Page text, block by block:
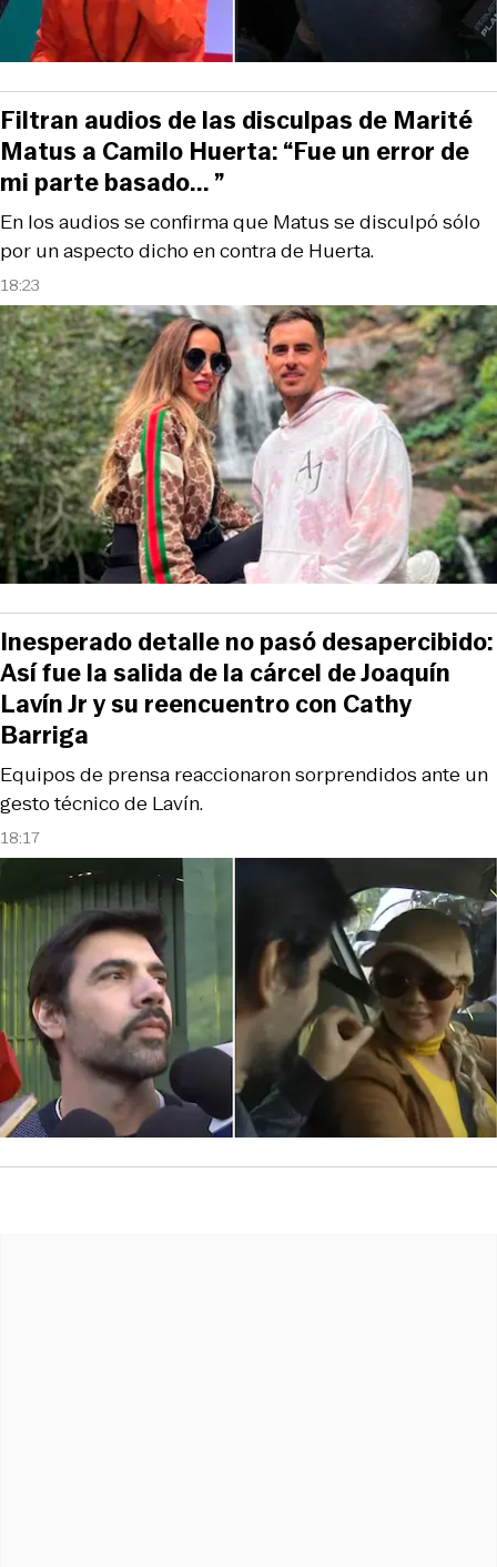
18:23
En los audios se confirma que Matus se disculpó sólo
por un aspecto dicho en contra de Huerta.
Filtran audios de las disculpas de Marité
Matus a Camilo Huerta: “Fue un error de
mi parte basado... ”
18:17
Equipos de prensa reaccionaron sorprendidos ante un
gesto técnico de Lavín.
Inesperado detalle no pasó desapercibido:
Así fue la salida de la cárcel de Joaquín
Lavín Jr y su reencuentro con Cathy
Barriga